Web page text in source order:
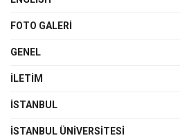
FOTO GALERI
GENEL
İLETIM
İSTANBUL
İSTANBUL ÜNIVERSITESI